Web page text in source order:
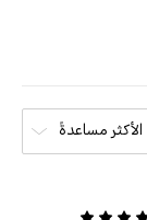
الأكثر مساعدةً